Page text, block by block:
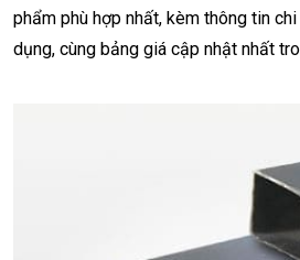
phẩm phù hợp nhất, kèm thông tin
dụng, cùng bảng giá cập nhật nhất